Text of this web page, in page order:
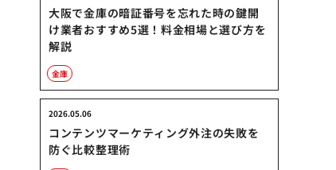
大阪で金庫の暗証番号を忘れた時の鍵開
け業者おすすめ5選！料金相場と選び方を
解説
金庫
コンテンツマーケティング外注の失敗を
防ぐ比較整理術
2026.05.06